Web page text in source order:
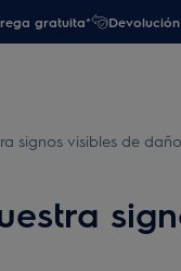
gratuita*
signos visibles de